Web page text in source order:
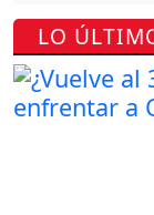
LO